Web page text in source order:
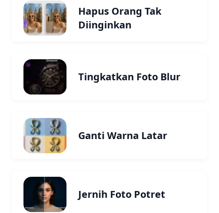
Hapus Orang Tak
Diinginkan
Tingkatkan Foto Blur
Ganti Warna Latar
Jernih Foto Potret